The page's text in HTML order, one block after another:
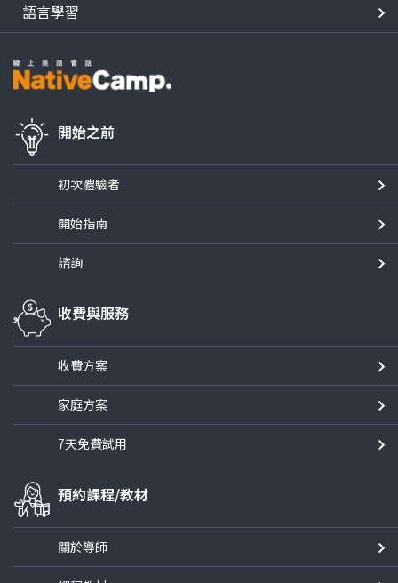
語言學習
開始之前
初次體驗者
開始指南
諮詢
收費與服務
收費方案
家庭方案
7天免費試用
預約課程/教材
關於導師